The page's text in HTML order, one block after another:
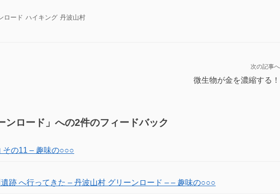
ロード ハイキング 丹波山村
次の記事へ
微生物が金を濃縮する
ンロード 」への2件のフィードバック
その11 – 趣味の○○○
跡 へ行ってきた – 丹波山村 グリーンロード – – 趣味の○○○